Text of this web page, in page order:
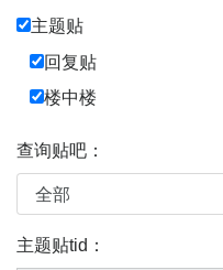
主题贴
回复贴
楼中楼
查询贴吧：
主题贴tid：